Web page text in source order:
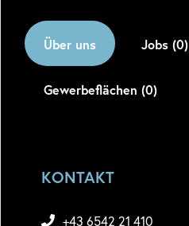
Über uns Jobs (0)
Gewerbeflächen (0)
KONTAKT
+43 6542 21 410